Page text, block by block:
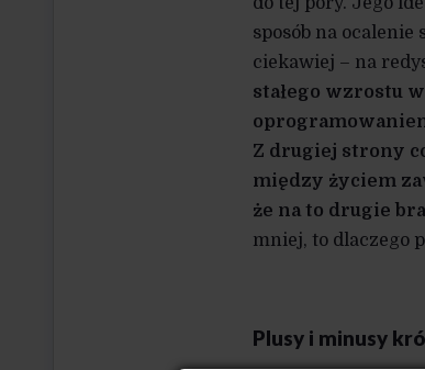
sposób na
ciekawiej – na
stałego wzrostu
Z drugiej strony
między życiem
że na to drugie
mniej, to dlaczego
Plusy i minusy